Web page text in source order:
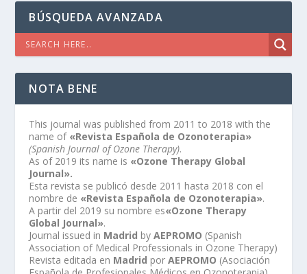
BÚSQUEDA AVANZADA
NOTA BENE
This journal was published from 2011 to 2018 with the
name of «Revista Española de Ozonoterapia»
(Spanish Journal of Ozone Therapy).
As of 2019 its name is «Ozone Therapy Global
Journal».
Esta revista se publicó desde 2011 hasta 2018 con el
nombre de «Revista Española de Ozonoterapia».
A partir del 2019 su nombre es«Ozone Therapy
Global Journal».
Journal issued in Madrid byAEPROMO (Spanish
Association of Medical Professionals in Ozone Therapy)
Revista editada en Madrid porAEPROMO (Asociación